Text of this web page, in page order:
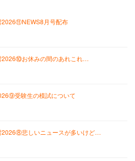
月号配布
2026⑩お休みの間のあれこれ…
受験生の模試について
2026⑧悲しいニュースが多いけど…